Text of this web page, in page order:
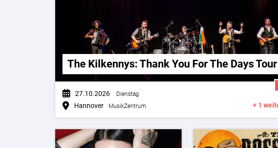
The Kilkennys: Thank You For The Days
27.10.2026 Dienstag
Hannover MusikZentrum + 1